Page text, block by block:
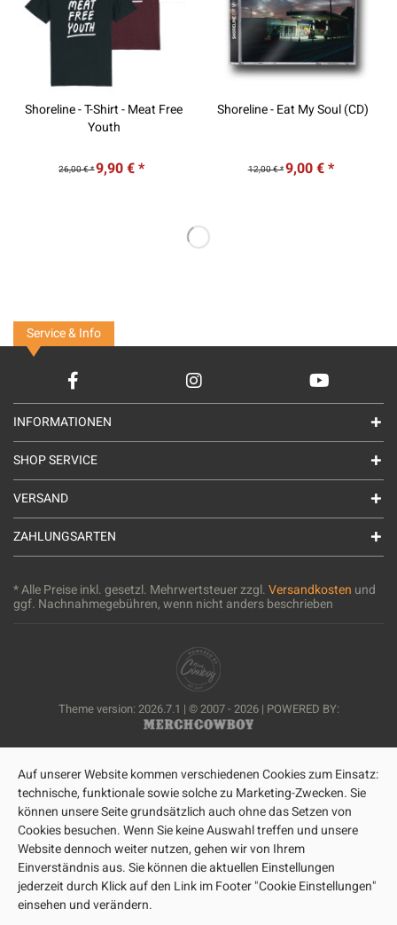
Shoreline - T-Shirt - Meat Free
Youth
26,00 € *9,90 € *
Shoreline - Eat My Soul (CD)
12,00 € *9,00 € *
Service & Info
INFORMATIONEN
SHOP SERVICE
VERSAND
ZAHLUNGSARTEN
* Alle Preise inkl. gesetzl. Mehrwertsteuer zzgl.Versandkosten und
ggf. Nachnahmegebühren, wenn nicht anders beschrieben
Theme version: 2026.7.1 | © 2007 - 2026 | POWERED BY:
Auf unserer Website kommen verschiedenen Cookies zum Einsatz:
technische, funktionale sowie solche zu Marketing-Zwecken. Sie
können unsere Seite grundsätzlich auch ohne das Setzen von
Cookies besuchen. Wenn Sie keine Auswahl treffen und unsere
Website dennoch weiter nutzen, gehen wir von Ihrem
Einverständnis aus. Sie können die aktuellen Einstellungen
jederzeit durch Klick auf den Link im Footer "Cookie Einstellungen"
einsehen und verändern.